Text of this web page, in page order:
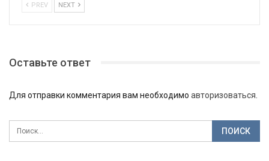
PREV NEXT
Оставьте ответ
Для отправки комментария вам необходимо авторизоваться